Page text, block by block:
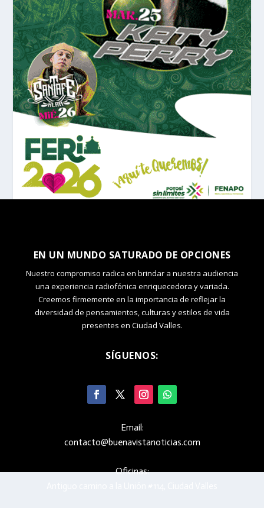
EN UN MUNDO SATURADO DE OPCIONES
Nuestro compromiso radica en brindar a nuestra audiencia
una experiencia radiofónica enriquecedora y variada.
Creemos firmemente en la importancia de reflejar la
diversidad de pensamientos, culturas y estilos de vida
presentes en Ciudad Valles.
SÍGUENOS:
Email:
contacto@buenavistanoticias.com
Oficinas: